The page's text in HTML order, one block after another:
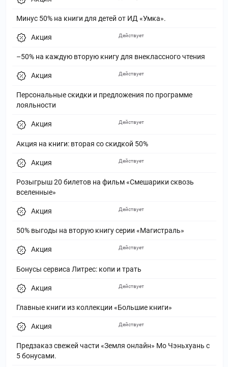
Минус 50% на книги для детей от ИД «Умка».
Акция
–50% на каждую вторую книгу для внеклассного чтения
Действует
Акция
Персональные скидки и предложения по программе
лояльности
Действует
Акция
Акция на книги: вторая со скидкой 50%
Действует
Акция
Розыгрыш 20 билетов на фильм «Смешарики сквозь
вселенные»
Действует
Акция
50% выгоды на вторую книгу серии «Магистраль»
Действует
Акция
Бонусы сервиса Литрес: копи и трать
Действует
Акция
Главные книги из коллекции «Большие книги»
Действует
Акция
Предзаказ свежей части «Земля онлайн» Мо Чэньхуань с
5 бонусами.
Действует